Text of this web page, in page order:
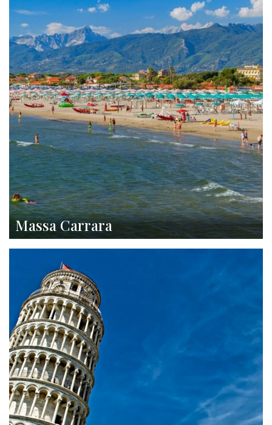
Massa Carrara